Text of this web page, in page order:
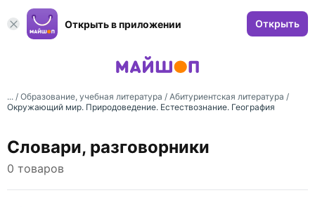
Открыть в приложении Открыть
... / Образование, учебная литература / Абитуриентская литература /
Окружающий мир. Природоведение. Естествознание. География
Словари, разговорники
0 товаров